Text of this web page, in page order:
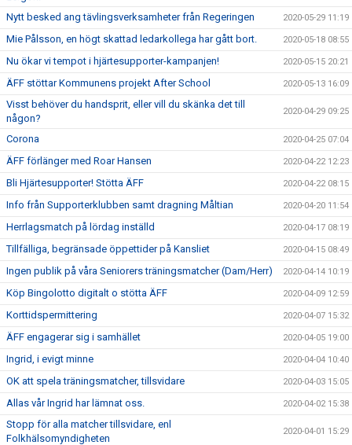
Nytt besked ang tävlingsverksamheter från Regeringen 2020-05-29 11:19
Mie Pålsson, en högt skattad ledarkollega har gått bort. 2020-05-18 08:55
Nu ökar vi tempot i hjärtesupporter-kampanjen! 2020-05-15 20:21
ÄFF stöttar Kommunens projekt After School 2020-05-13 16:09
Visst behöver du handsprit, eller vill du skänka det till
någon?
2020-04-29 09:25
Corona 2020-04-25 07:04
ÄFF förlänger med Roar Hansen 2020-04-22 12:23
Bli Hjärtesupporter! Stötta ÄFF 2020-04-22 08:15
Info från Supporterklubben samt dragning Måltian 2020-04-20 11:54
Herrlagsmatch på lördag inställd 2020-04-17 08:19
Tillfälliga, begränsade öppettider på Kansliet 2020-04-15 08:49
Ingen publik på våra Seniorers träningsmatcher (Dam/Herr) 2020-04-14 10:19
Köp Bingolotto digitalt o stötta ÄFF 2020-04-09 12:59
Korttidspermittering 2020-04-07 15:32
ÄFF engagerar sig i samhället 2020-04-05 19:00
Ingrid, i evigt minne 2020-04-04 10:40
OK att spela träningsmatcher, tillsvidare 2020-04-03 15:05
Allas vår Ingrid har lämnat oss. 2020-04-02 15:38
Stopp för alla matcher tillsvidare, enl
Folkhälsomyndigheten
2020-04-01 15:29